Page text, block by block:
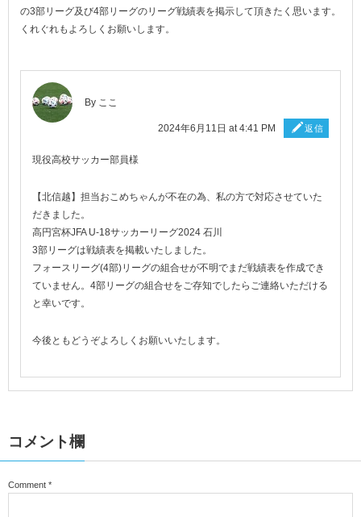
の3部リーグ及び4部リーグのリーグ戦績表を掲示して頂きたく思います。
くれぐれもよろしくお願いします。
By ここ
2024年6月11日 at 4:41 PM 返信
現役高校サッカー部員様
【北信越】担当おこめちゃんが不在の為、私の方で対応させていた
だきました。
高円宮杯JFA U-18サッカーリーグ2024 石川
3部リーグは戦績表を掲載いたしました。
フォースリーグ(4部)リーグの組合せが不明でまだ戦績表を作成でき
ていません。4部リーグの組合せをご存知でしたらご連絡いただける
と幸いです。
今後ともどうぞよろしくお願いいたします。
コメント欄
Comment *